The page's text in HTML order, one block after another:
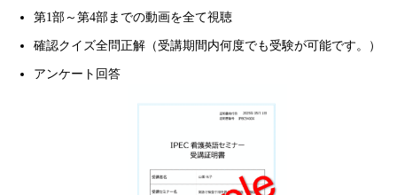
第1部～第4部までの動画を全て視聴
確認クイズ全問正解（受講期間内何度でも受験が可能です。）
アンケート回答